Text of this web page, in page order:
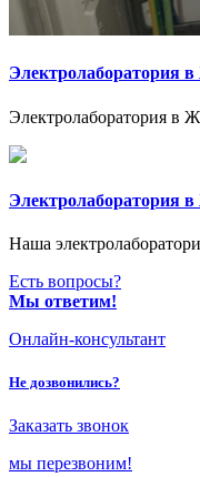
Электролаборатория
Электролаборатория в
Электролаборатория
Наша
Есть вопросы?
Мы ответим!
Онлайн-консультант
Не дозвонились?
Заказать звонок
мы перезвоним!